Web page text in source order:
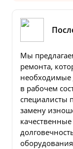
Мы
ремонта,
необходимые
в рабочем
специалисты
замену